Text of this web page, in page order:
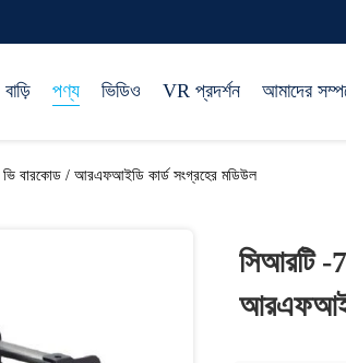
বাড়ি পণ্য ভিডিও VR প্রদর্শন আমাদের
ভি বারকোড / আরএফআইডি কার্ড সংগ্রহের মডিউল
সিআরটি -